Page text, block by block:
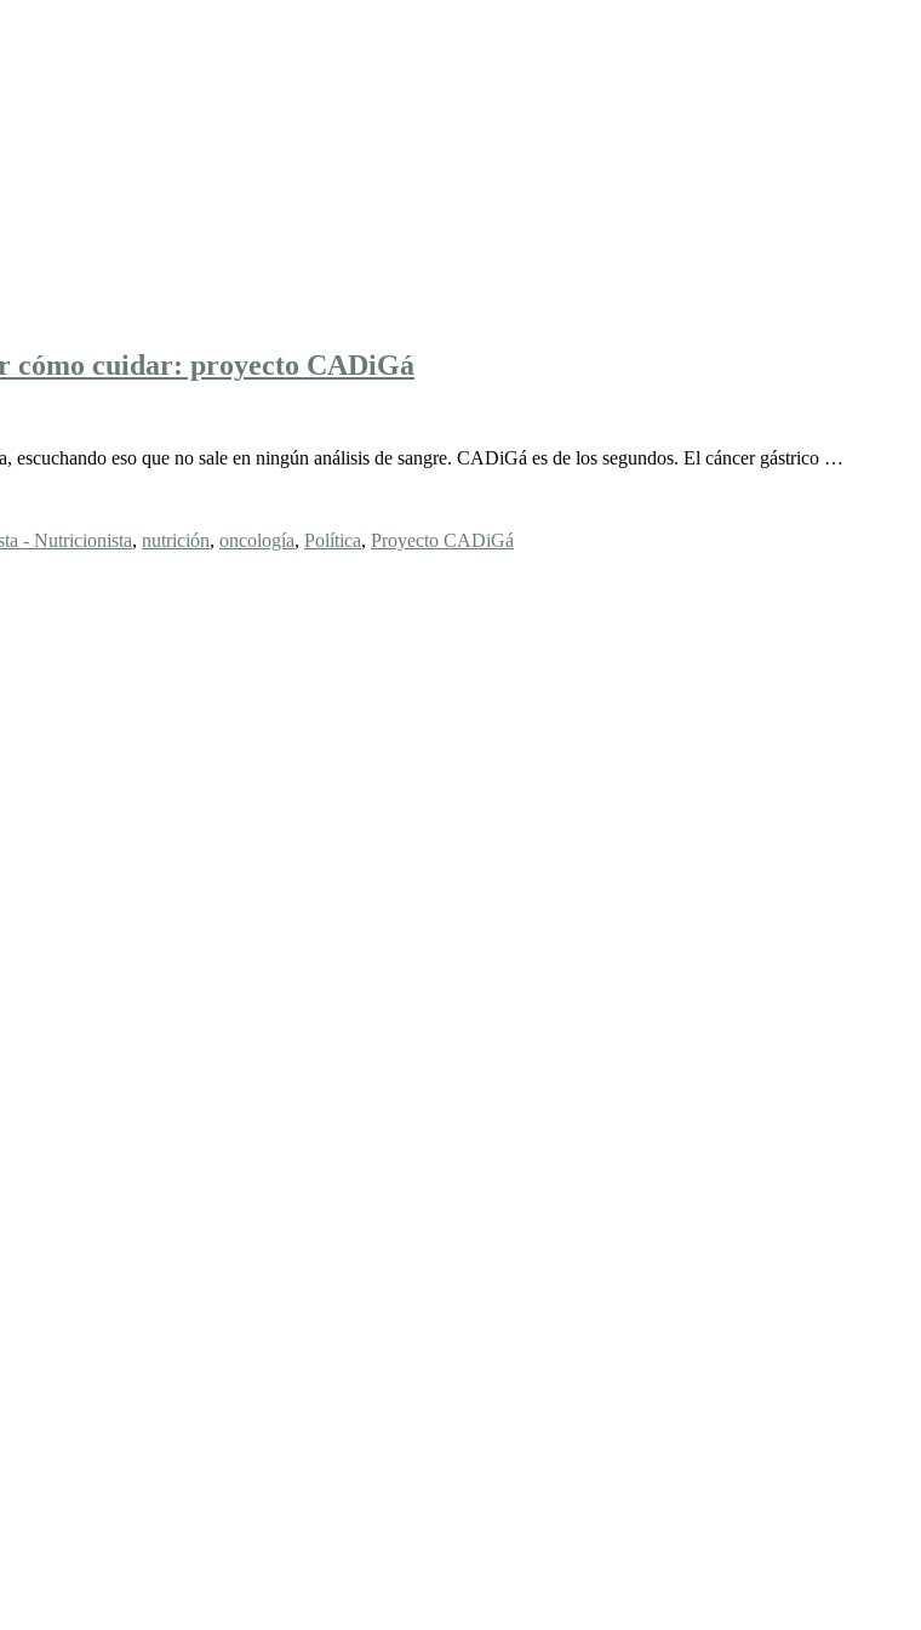
cómo cuidar: proyecto CADiGá
eso que no sale en ningún análisis de sangre. CADiGá es de los segundos. El cáncer gástrico …
- Nutricionista, nutrición, oncología, Política, Proyecto CADiGá